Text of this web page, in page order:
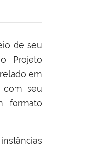
de seu
Projeto
em
seu
formato